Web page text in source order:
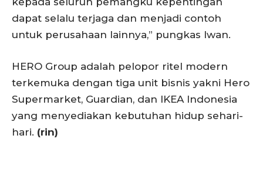
dapat selalu terjaga dan menjadi contoh
untuk perusahaan lainnya,” pungkas Iwan.
HERO Group adalah pelopor ritel modern
terkemuka dengan tiga unit bisnis yakni Hero
Supermarket, Guardian, dan IKEA Indonesia
yang menyediakan kebutuhan hidup sehari-
hari. (rin)